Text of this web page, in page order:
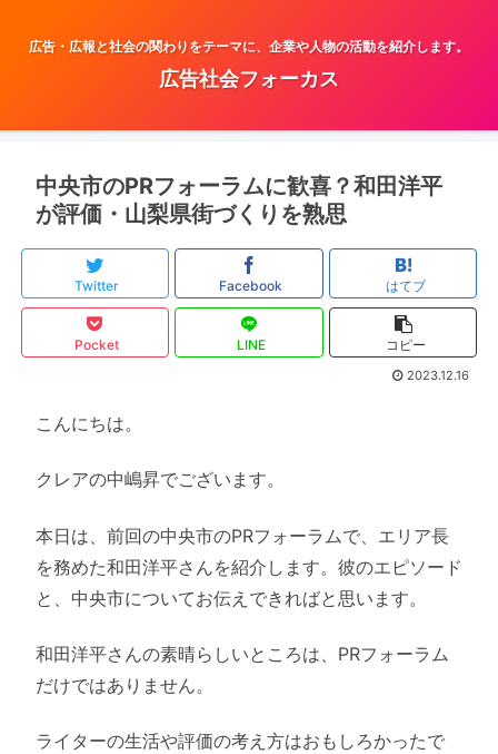
広告・広報と社会の関わりをテーマに、企業や人物の活動を紹介します。
広告社会フォーカス
中央市のPRフォーラムに歓喜？和田洋平
が評価・山梨県街づくりを熟思
Twitter Facebook はてブ
Pocket LINE コピー
2023.12.16
こんにちは。
クレアの中嶋昇でございます。
本日は、前回の中央市のPRフォーラムで、エリア長
を務めた和田洋平さんを紹介します。彼のエピソード
と、中央市についてお伝えできればと思います。
和田洋平さんの素晴らしいところは、PRフォーラム
だけではありません。
ライターの生活や評価の考え方はおもしろかったで